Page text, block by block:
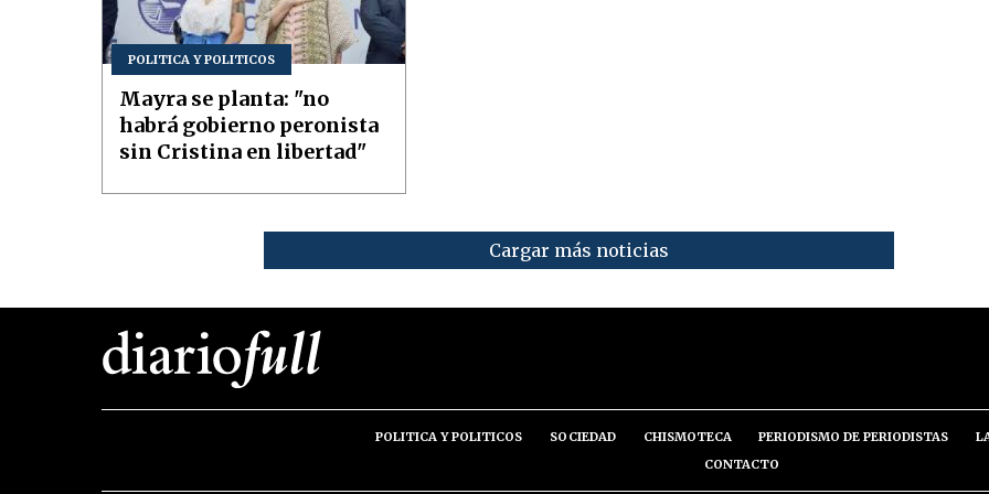
POLITICA Y POLITICOS
Mayra se planta: "no
habrá gobierno peronista
sin Cristina en libertad"
Cargar más noticias
POLITICA Y POLITICOS SOCIEDAD CHISMOTECA PERIODISMO DE PERIODISTAS
CONTACTO